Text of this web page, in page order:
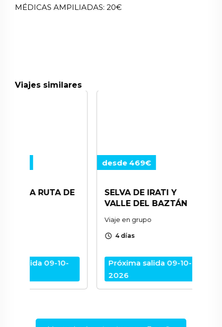
MÉDICAS AMPILIADAS: 20€
Viajes similares
DE
desde 469€
SELVA DE IRATI Y
VALLE DEL BAZTÁN
Viaje en grupo
Próxima salida 09-10-
LA TAPA